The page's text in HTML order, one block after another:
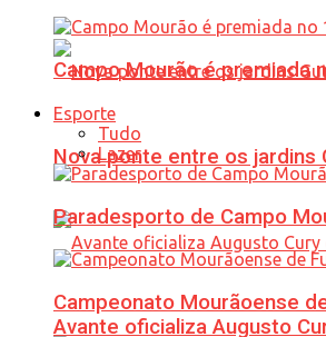
Nova ponte entre os
Avante oficializa Augusto
Campo Mourão é premiada
Esporte
Tudo
Lazer
Paradesporto de Campo
Campeonato Mourãoense